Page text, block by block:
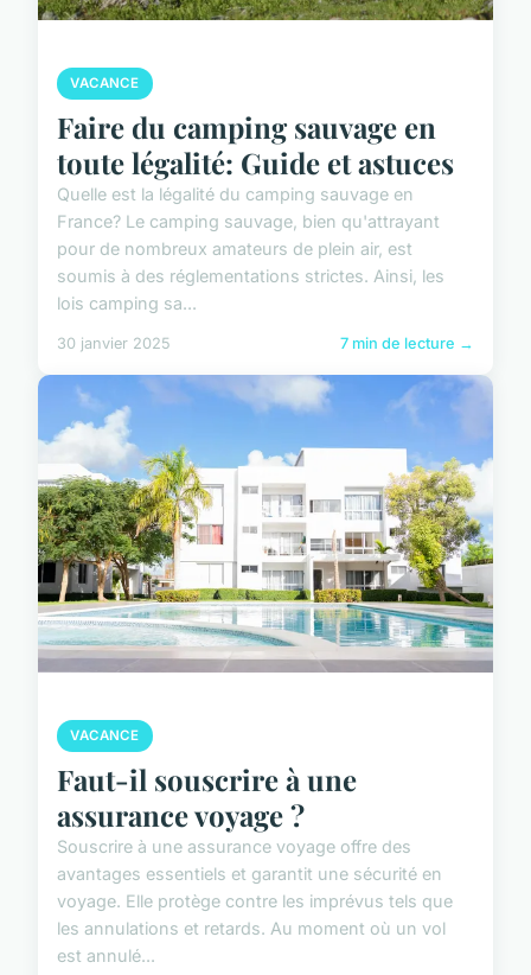
VACANCE
Faire du camping sauvage en
toute légalité: Guide et astuces
Quelle est la légalité du camping sauvage en
France? Le camping sauvage, bien qu'attrayant
pour de nombreux amateurs de plein air, est
soumis à des réglementations strictes. Ainsi, les
lois camping sa...
30 janvier 2025 7 min de lecture →
VACANCE
Faut-il souscrire à une
assurance voyage ?
Souscrire à une assurance voyage offre des
avantages essentiels et garantit une sécurité en
voyage. Elle protège contre les imprévus tels que
les annulations et retards. Au moment où un vol
est annulé...